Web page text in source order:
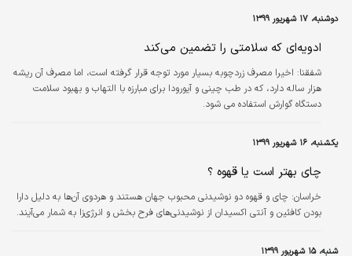
و ابتدا یک فنجان چای می‌نوشید و بعد سیگار
می‌کشید و کمی کتاب مقدس می‌خواند سپس
برای پیاده‌روی از خانه بیرون می‌رفت. چایکوفسکی
هر روز ساعت ۹ و۳۰ دقیقه صبح کارش را آغاز
دوشنبه، ۱۷ شهریور ۱۳۹۹
ادویه‌ای که سلامتی را تضمین می‌کند
شفقنا: اخیرا مصرف زردچوبه بسیار مورد توجه قرار گرفته است، اما مصرف آن ریشه
هزار ساله دارد، که در طب چینی و آیورودا برای مبارزه با التهاب و بهبود سلامت
دستگاه گوارش استفاده می شود.
یکشنبه، ۱۶ شهریور ۱۳۹۹
چای بهتر است یا قهوه ؟
خراسان: چای و قهوه دو نوشیدنی محبوب جهان هستند و هردوی آن‌ها به دلیل دارا
بودن کافئین و آنتی اکسیدان از نوشیدنی‌های فرح بخش و انرژی‌زا به شمار می‌آیند.
شنبه، ۱۵ شهریور ۱۳۹۹